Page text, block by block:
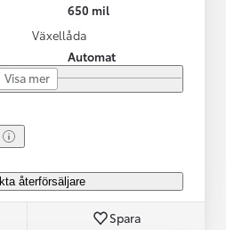
650 mil
Växellåda
Automat
Visa mer
återförsäljare
Spara